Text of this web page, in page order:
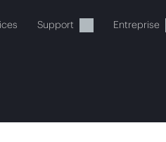
Support Entreprise